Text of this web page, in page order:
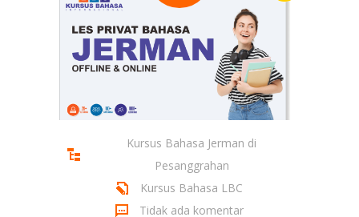
Kursus Bahasa Jerman di
Pesanggrahan
Kursus Bahasa LBC
Tidak ada komentar